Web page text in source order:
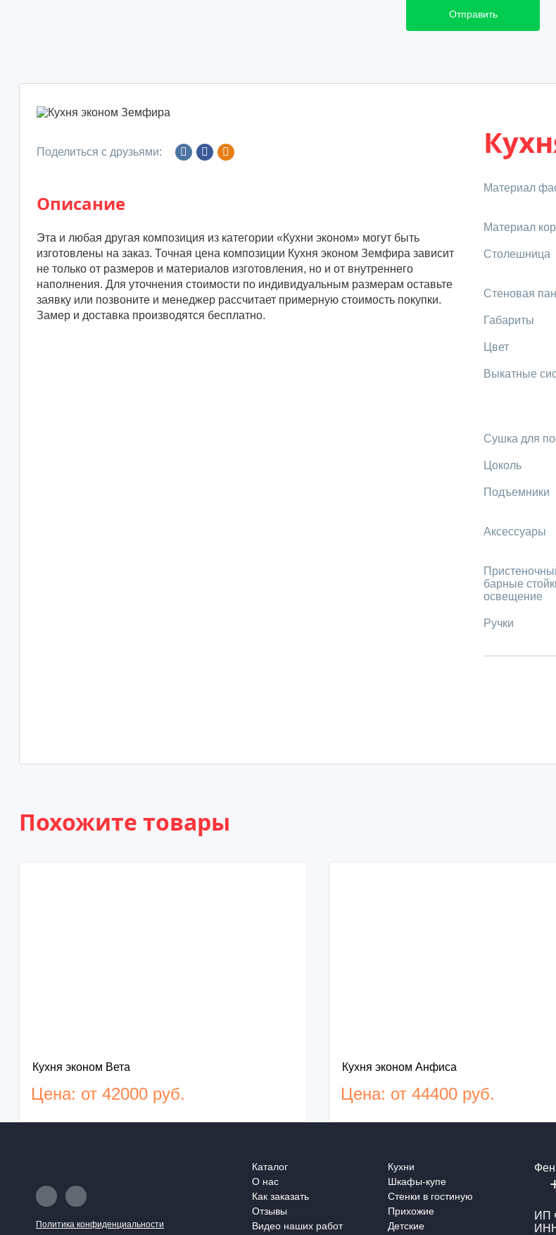
Отправить
Поделиться с друзьями:
Описание
Эта и любая другая композиция из категории «Кухни эконом» могут быть
изготовлены на заказ. Точная цена композиции Кухня эконом Земфира зависит
не только от размеров и материалов изготовления, но и от внутреннего
наполнения. Для уточнения стоимости по индивидуальным размерам оставьте
заявку или позвоните и менеджер рассчитает примерную стоимость покупки.
Замер и доставка производятся бесплатно.
Материал
Материал
Столешница
Стеновая
Габариты
Цвет
Выкатные
Сушка для
Цоколь
Подъемники
Аксессуары
барные
освещение
Ручки
Похожите товары
Кухня эконом Вета
Цена: от 42000 руб.
Кухня эконом Анфиса
Цена: от 44400 руб.
Политика конфиденциальности
Каталог
О нас
Как заказать
Отзывы
Видео наших работ
Кухни
Шкафы-купе
Стенки в гостиную
Прихожие
Детские
ИП